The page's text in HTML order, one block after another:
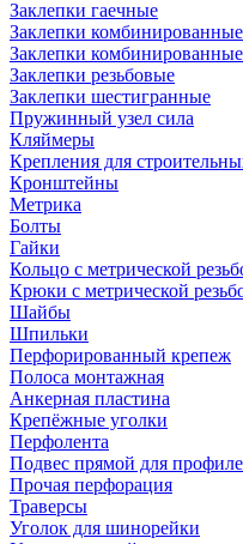
Заклепки гаечные
Заклепки
Заклепки
Заклепки резьбовые
Заклепки шестигранные
Пружинный узел сила
Кляймеры
Крепления для
Кронштейны
Метрика
Болты
Гайки
Кольцо с метрической
Крюки с метрической
Шайбы
Шпильки
Перфорированный крепеж
Полоса монтажная
Анкерная пластина
Крепёжные уголки
Перфолента
Подвес прямой для
Прочая перфорация
Траверсы
Уголок для шинорейки